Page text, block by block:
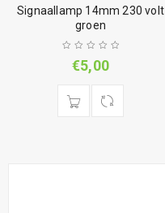
Signaallamp 14mm 230 volt
groen
€5,00